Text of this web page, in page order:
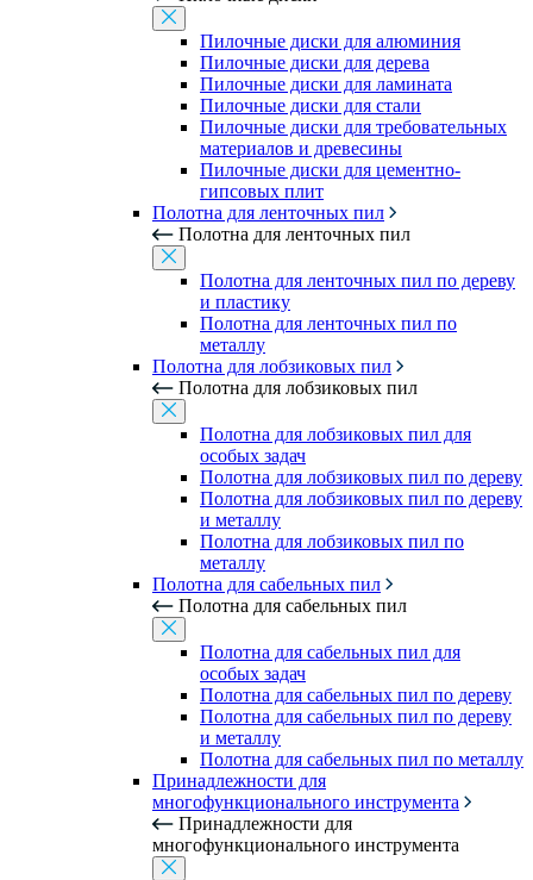
Пилочные диски для алюминия
Пилочные диски для дерева
Пилочные диски для ламината
Пилочные диски для стали
Пилочные диски для требовательных
материалов и древесины
Пилочные диски для цементно-
гипсовых плит
Полотна для ленточных пил
Полотна для ленточных пил
Полотна для ленточных пил по дереву
и пластику
Полотна для ленточных пил по
металлу
Полотна для лобзиковых пил
Полотна для лобзиковых пил
Полотна для лобзиковых пил для
особых задач
Полотна для лобзиковых пил по дереву
Полотна для лобзиковых пил по дереву
и металлу
Полотна для лобзиковых пил по
металлу
Полотна для сабельных пил
Полотна для сабельных пил
Полотна для сабельных пил для
особых задач
Полотна для сабельных пил по дереву
Полотна для сабельных пил по дереву
и металлу
Полотна для сабельных пил по металлу
Принадлежности для
многофункционального инструмента
Принадлежности для
многофункционального инструмента